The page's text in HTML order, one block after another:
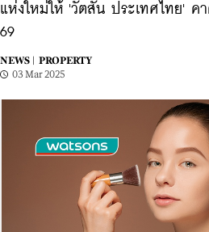
แห่งใหม่ให้ 'วัตสัน ประเทศไทย' คา
69
NEWS |
PROPERTY
03 Mar 2025